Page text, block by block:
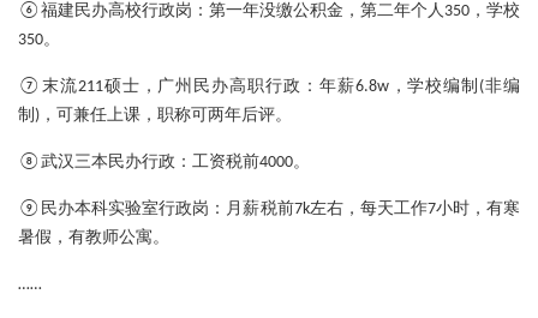
⑥福建民办高校行政岗 ： 第一年没缴公积金，第二年个人350，学校
350。
⑦末流211硕士，广州民办高职行政 ： 年薪6.8w，学校编制(非编
制)，可兼任上课，职称可两年后评。
⑧武汉三本民办行政 ： 工资税前4000。
⑨民办本科实验室行政岗 ： 月薪税前7k左右，每天工作7小时，有寒
暑假，有教师公寓。
……